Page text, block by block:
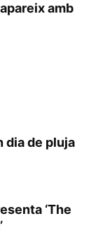
amb
dia de pluja
‘The